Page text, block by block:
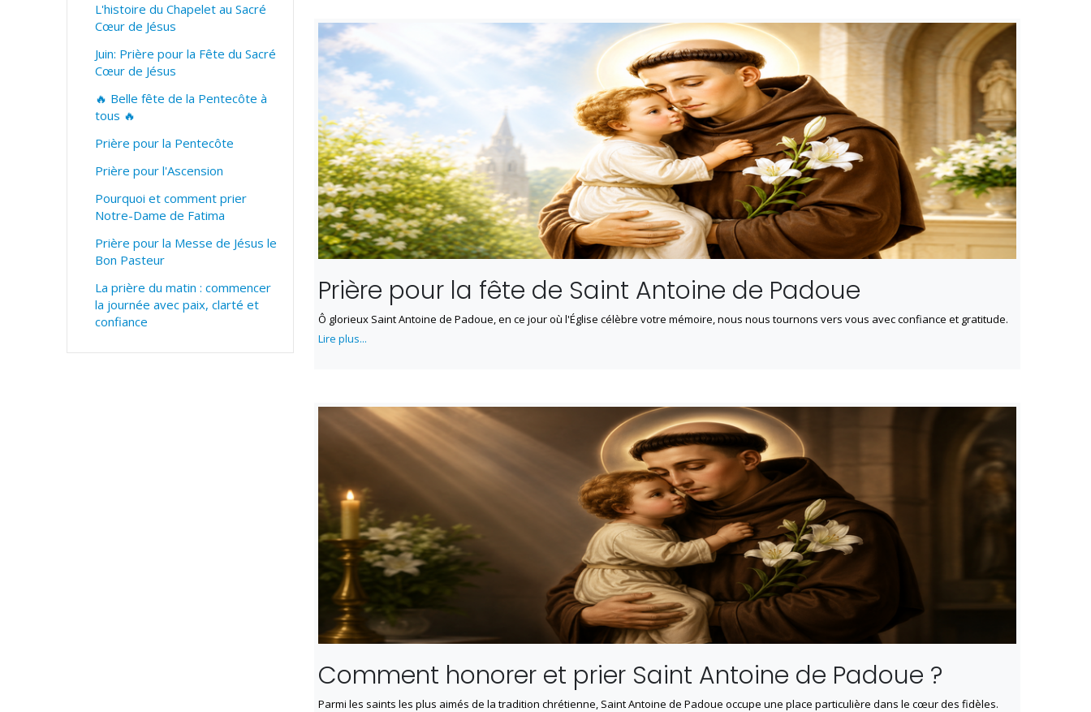
Prière pour la fête de Saint Antoine de Padoue
Ô glorieux Saint Antoine de Padoue, en ce jour où l'Église célèbre votre mémoire, nous nous tournons vers vous avec confiance et gratitude.
Lire plus...
Comment honorer et prier Saint Antoine de Padoue ?
Parmi les saints les plus aimés de la tradition chrétienne, Saint Antoine de Padoue occupe une place particulière dans le cœur des fidèles.
L'histoire du Chapelet au Sacré
Cœur de Jésus
Juin: Prière pour la Fête du Sacré
Cœur de Jésus
🔥 Belle fête de la Pentecôte à
tous 🔥
Prière pour la Pentecôte
Prière pour l'Ascension
Pourquoi et comment prier
Notre-Dame de Fatima
Prière pour la Messe de Jésus le
Bon Pasteur
La prière du matin : commencer
la journée avec paix, clarté et
confiance